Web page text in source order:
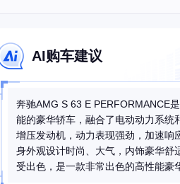
AI购车建议
奔驰AMG S 63 E PERFORMANCE
能的豪华轿车，融合了电动动力系统
增压发动机，动力表现强劲，加速响
身外观设计时尚、大气，内饰豪华舒
受出色，是一款非常出色的高性能豪